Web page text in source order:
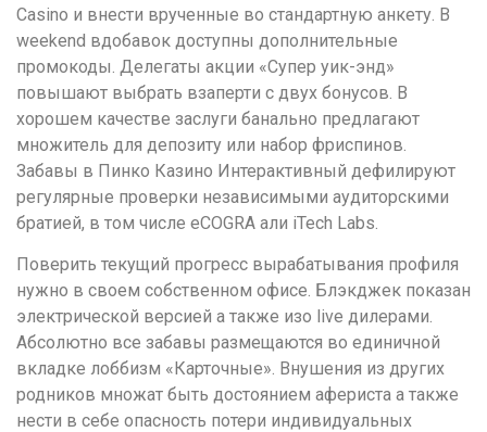
Casino и внести врученные во стандартную анкету. В
weekend вдобавок доступны дополнительные
промокоды. Делегаты акции «Супер уик-энд»
повышают выбрать взаперти с двух бонусов. В
хорошем качестве заслуги банально предлагают
множитель для депозиту или набор фриспинов.
Забавы в Пинко Казино Интерактивный дефилируют
регулярные проверки независимыми аудиторскими
братией, в том числе eCOGRA али iTech Labs.
Поверить текущий прогресс вырабатывания профиля
нужно в своем собственном офисе. Блэкджек показан
электрической версией а также изо live дилерами.
Абсолютно все забавы размещаются во единичной
вкладке лоббизм «Карточные». Внушения из других
родников множат быть достоянием афериста а также
нести в себе опасность потери индивидуальных